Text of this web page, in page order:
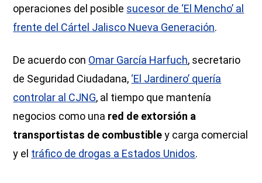
operaciones del posible sucesor de ‘El Mencho’ al
frente del Cártel Jalisco Nueva Generación.
De acuerdo con Omar García Harfuch, secretario
de Seguridad Ciudadana, ‘El Jardinero’ quería
controlar al CJNG, al tiempo que mantenía
negocios como una red de extorsión a
transportistas de combustibley carga comercial
y el tráfico de drogas a Estados Unidos.